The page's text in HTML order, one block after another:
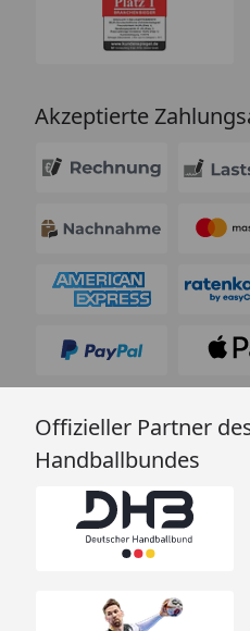
Akzeptierte
Offizieller Partner
Handballbundes